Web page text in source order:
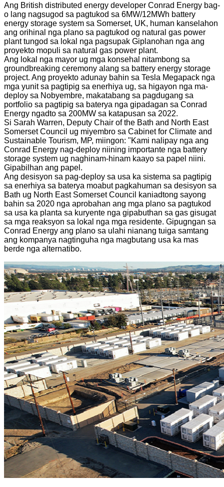
Ang British distributed energy developer Conrad Energy bag-
o lang nagsugod sa pagtukod sa 6MW/12MWh battery
energy storage system sa Somerset, UK, human kanselahon
ang orihinal nga plano sa pagtukod og natural gas power
plant tungod sa lokal nga pagsupak Giplanohan nga ang
proyekto mopuli sa natural gas power plant.
Ang lokal nga mayor ug mga konsehal nitambong sa
groundbreaking ceremony alang sa battery energy storage
project. Ang proyekto adunay bahin sa Tesla Megapack nga
mga yunit sa pagtipig sa enerhiya ug, sa higayon nga ma-
deploy sa Nobyembre, makatabang sa pagdugang sa
portfolio sa pagtipig sa baterya nga gipadagan sa Conrad
Energy ngadto sa 200MW sa katapusan sa 2022.
Si Sarah Warren, Deputy Chair of the Bath and North East
Somerset Council ug miyembro sa Cabinet for Climate and
Sustainable Tourism, MP, miingon: "Kami nalipay nga ang
Conrad Energy nag-deploy niining importante nga battery
storage system ug naghinam-hinam kaayo sa papel niini.
Gipabilhan ang papel.
Ang desisyon sa pag-deploy sa usa ka sistema sa pagtipig
sa enerhiya sa baterya moabut pagkahuman sa desisyon sa
Bath ug North East Somerset Council kaniadtong sayong
bahin sa 2020 nga aprobahan ang mga plano sa pagtukod
sa usa ka planta sa kuryente nga gipabuthan sa gas gisugat
sa mga reaksyon sa lokal nga mga residente. Gipugngan sa
Conrad Energy ang plano sa ulahi nianang tuiga samtang
ang kompanya nagtinguha nga magbutang usa ka mas
berde nga alternatibo.